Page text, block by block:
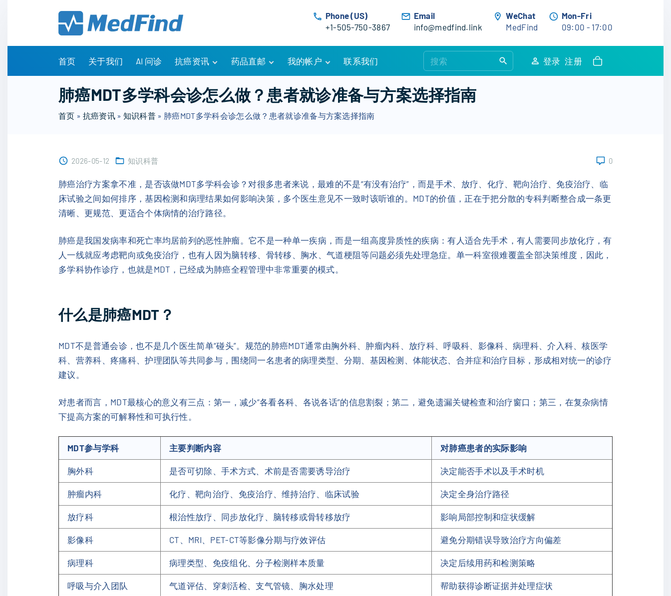
Phone (US)
+1-505-750-3867
Email
info@medfind.link
WeChat
MedFind
Mon-Fri
09:00 - 17:00
首页 关于我们 AI 问诊 抗癌资讯
有问有答
诊疗指南
药物信息
药品直邮
购物车
订单追踪
优惠活动
我的帐户
账户详情
我的订单
联系我们
e
:
登录 注册
肺癌MDT多学科会诊怎么做？患者就诊准备与方案选择指南
首页 » 抗癌资讯» 知识科普 » 肺癌MDT多学科会诊怎么做？患者就诊准备与方案选择指南
2026-05-12 知识科普 0
肺癌治疗方案拿不准，是否该做MDT多学科会诊？对很多患者来说，最难的不是“有没有治疗”，而是手术、放疗、化疗、靶向治疗、免疫治疗、临
床试验之间如何排序，基因检测和病理结果如何影响决策，多个医生意见不一致时该听谁的。MDT的价值，正在于把分散的专科判断整合成一条更
清晰、更规范、更适合个体病情的治疗路径。
肺癌是我国发病率和死亡率均居前列的恶性肿瘤。它不是一种单一疾病，而是一组高度异质性的疾病：有人适合先手术，有人需要同步放化疗，有
人一线就应考虑靶向或免疫治疗，也有人因为脑转移、骨转移、胸水、气道梗阻等问题必须先处理急症。单一科室很难覆盖全部决策维度，因此，
多学科协作诊疗，也就是MDT，已经成为肺癌全程管理中非常重要的模式。
什么是肺癌MDT？
MDT不是普通会诊，也不是几个医生简单“碰头”。规范的肺癌MDT通常由胸外科、肿瘤内科、放疗科、呼吸科、影像科、病理科、介入科、核医学
科、营养科、疼痛科、护理团队等共同参与，围绕同一名患者的病理类型、分期、基因检测、体能状态、合并症和治疗目标，形成相对统一的诊疗
建议。
对患者而言，MDT最核心的意义有三点：第一，减少“各看各科、各说各话”的信息割裂；第二，避免遗漏关键检查和治疗窗口；第三，在复杂病情
下提高方案的可解释性和可执行性。
MDT参与学科 主要判断内容 对肺癌患者的实际影响
胸外科 是否可切除、手术方式、术前是否需要诱导治疗 决定能否手术以及手术时机
肿瘤内科 化疗、靶向治疗、免疫治疗、维持治疗、临床试验 决定全身治疗路径
放疗科 根治性放疗、同步放化疗、脑转移或骨转移放疗 影响局部控制和症状缓解
影像科 CT、MRI、PET-CT等影像分期与疗效评估 避免分期错误导致治疗方向偏差
病理科 病理类型、免疫组化、分子检测样本质量 决定后续用药和检测策略
呼吸与介入团队 气道评估、穿刺活检、支气管镜、胸水处理 帮助获得诊断证据并处理症状